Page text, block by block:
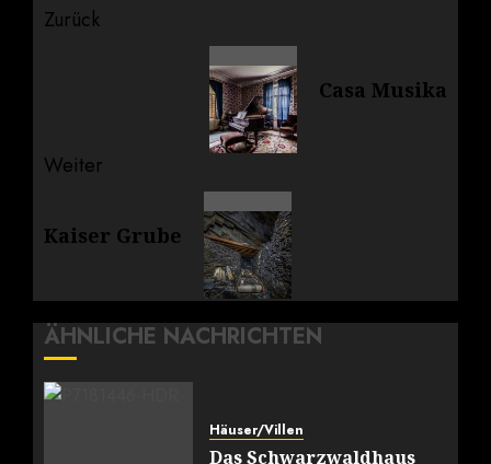
Beitragsnavigation
Zurück
Casa Musika
Weiter
Beitrag:
Kaiser Grube
ÄHNLICHE NACHRICHTEN
Häuser/Villen
Das Schwarzwaldhaus